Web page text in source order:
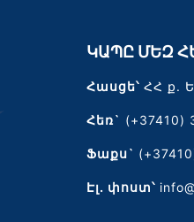
ԿԱՊԸ ՄԵԶ
Հասցե՝ՀՀ ք.
Հեռ` (+37410)
Ֆաքս`
Էլ․ փոստ՝